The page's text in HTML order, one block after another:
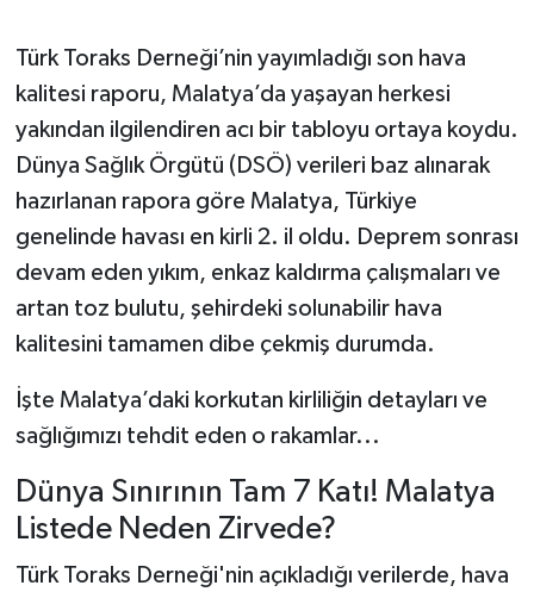
Türk Toraks Derneği’nin yayımladığı son hava
kalitesi raporu, Malatya’da yaşayan herkesi
yakından ilgilendiren acı bir tabloyu ortaya koydu.
Dünya Sağlık Örgütü (DSÖ) verileri baz alınarak
hazırlanan rapora göre Malatya, Türkiye
genelinde havası en kirli 2. il oldu. Deprem sonrası
devam eden yıkım, enkaz kaldırma çalışmaları ve
artan toz bulutu, şehirdeki solunabilir hava
kalitesini tamamen dibe çekmiş durumda.
İşte Malatya’daki korkutan kirliliğin detayları ve
sağlığımızı tehdit eden o rakamlar...
Dünya Sınırının Tam 7 Katı! Malatya
Listede Neden Zirvede?
Türk Toraks Derneği'nin açıkladığı verilerde, hava